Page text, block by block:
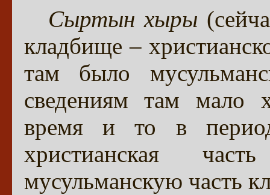
Сыртын хыры
кладбище –
там было
сведениям там мало
время и то в
христианская
мусульманскую часть